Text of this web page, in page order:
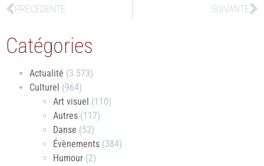
PRÉCÉDENTE SUIVANTE
Catégories
Actualité (3 573)
Culturel (964)
Art visuel (110)
Autres (117)
Danse (52)
Évènements (384)
Humour (2)